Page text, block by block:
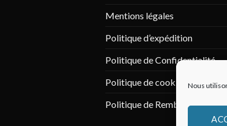
Nous
Mentions légales
Politique d’expédition
Politique de Confidentialité
Politique de cookies (UE)
Politique de Remboursement